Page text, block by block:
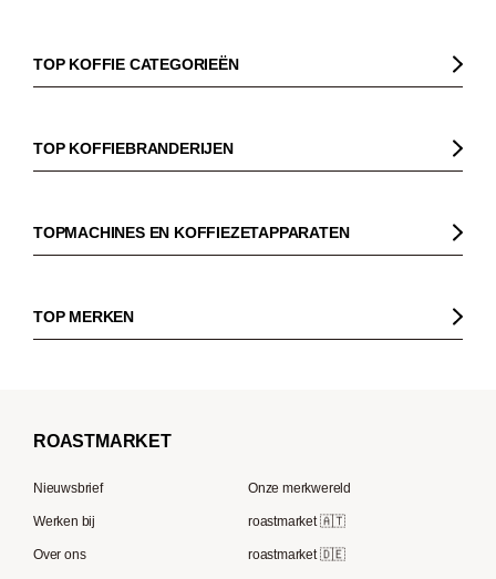
TOP KOFFIE CATEGORIEËN
Koffiebonen
Biologische koffie
Espresso
French Press koffie
TOP KOFFIEBRANDERIJEN
Dinzler
Elbgold
Tre Forze
Lavazza
Berliner Kaffeerösterei
Speicherstadt Kaffee
TOPMACHINES EN KOFFIEZETAPPARATEN
Pistonmachines
Filter koffiezetapparaten
TOP MERKEN
ROASTMARKET
Nieuwsbrief
Werken bij
Over ons
Onze merkwereld
roastmarket 🇦🇹
roastmarket 🇩🇪